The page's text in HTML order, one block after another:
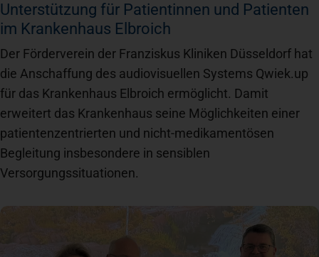
Patientensicherheit
Unsere Werte
Karriere
Newsroom
Unterstützung für Patientinnen und Patienten
im Krankenhaus Elbroich
Der Förderverein der Franziskus Kliniken Düsseldorf hat
die Anschaffung des audiovisuellen Systems Qwiek.up
für das Krankenhaus Elbroich ermöglicht. Damit
erweitert das Krankenhaus seine Möglichkeiten einer
patientenzentrierten und nicht-medikamentösen
Begleitung insbesondere in sensiblen
Versorgungssituationen.